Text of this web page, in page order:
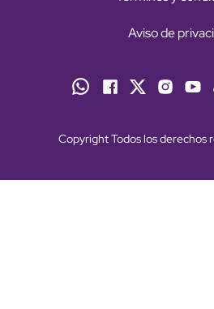
Aviso de
Copyright Todos los derechos